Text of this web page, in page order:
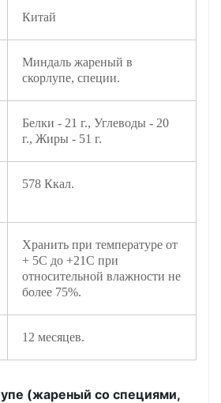
Китай
Миндаль жареный в
скорлупе, специи.
Белки - 21 г., Углеводы - 20
г., Жиры - 51 г.
578 Ккал.
Хранить при температуре от
+ 5С до +21С при
относительной влажности не
более 75%.
12 месяцев.
(жареный со специями,